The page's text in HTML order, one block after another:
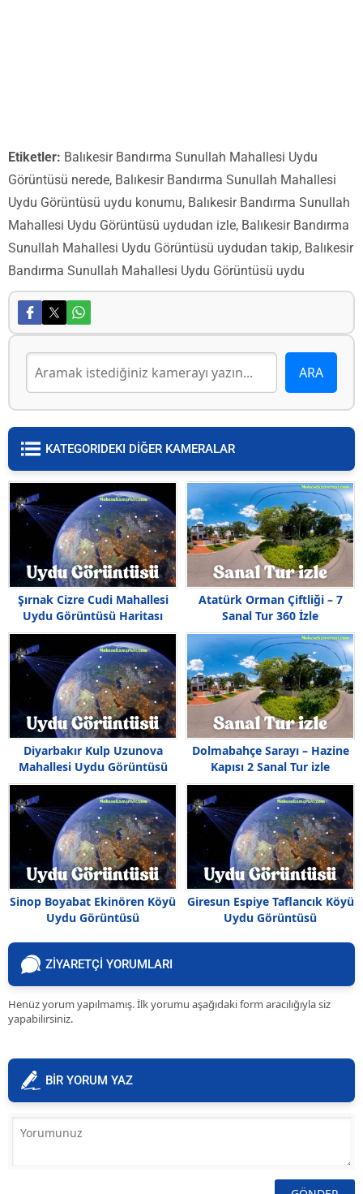
Etiketler: Balıkesir Bandırma Sunullah Mahallesi Uydu
Görüntüsü nerede, Balıkesir Bandırma Sunullah Mahallesi
Uydu Görüntüsü uydu konumu, Balıkesir Bandırma Sunullah
Mahallesi Uydu Görüntüsü uydudan izle, Balıkesir Bandırma
Sunullah Mahallesi Uydu Görüntüsü uydudan takip, Balıkesir
Bandırma Sunullah Mahallesi Uydu Görüntüsü uydu
KATEGORIDEKI DİĞER KAMERALAR
Şırnak Cizre Cudi Mahallesi
Uydu Görüntüsü Haritası
Atatürk Orman Çiftliği – 7
Sanal Tur 360 İzle
Diyarbakır Kulp Uzunova
Mahallesi Uydu Görüntüsü
Haritası
Dolmabahçe Sarayı – Hazine
Kapısı 2 Sanal Tur izle
Sinop Boyabat Ekinören Köyü
Uydu Görüntüsü
Giresun Espiye Taflancık Köyü
Uydu Görüntüsü
ZİYARETÇİ YORUMLARI
Henüz yorum yapılmamış. İlk yorumu aşağıdaki form aracılığıyla siz
yapabilirsiniz.
BİR YORUM YAZ